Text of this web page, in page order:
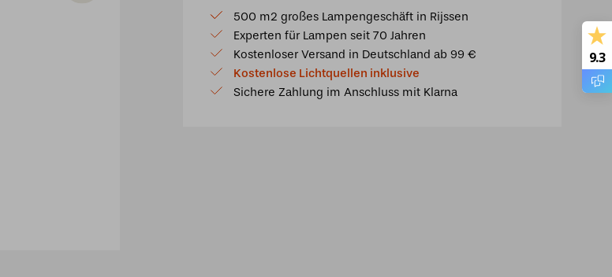
Hydrangea
Menge
500 m2 großes Lampengeschäft in Rijssen
Experten für Lampen seit 70 Jahren
Kostenloser Versand in Deutschland ab 99 €
Kostenlose Lichtquellen inklusive
Sichere Zahlung im Anschluss mit Klarna
9.3